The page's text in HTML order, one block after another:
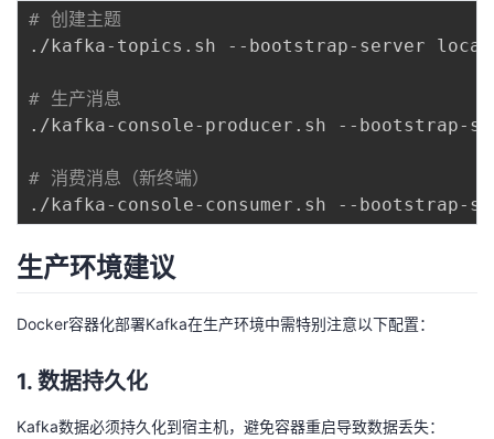
# 创建主题
./kafka-topics.sh --bootstrap-server
# 生产消息
./kafka-console-producer.sh --bootstrap-
# 消费消息（新终端）
生产环境建议
Docker容器化部署Kafka在生产环境中需特别注意以下配置：
1. 数据持久化
Kafka数据必须持久化到宿主机，避免容器重启导致数据丢失：